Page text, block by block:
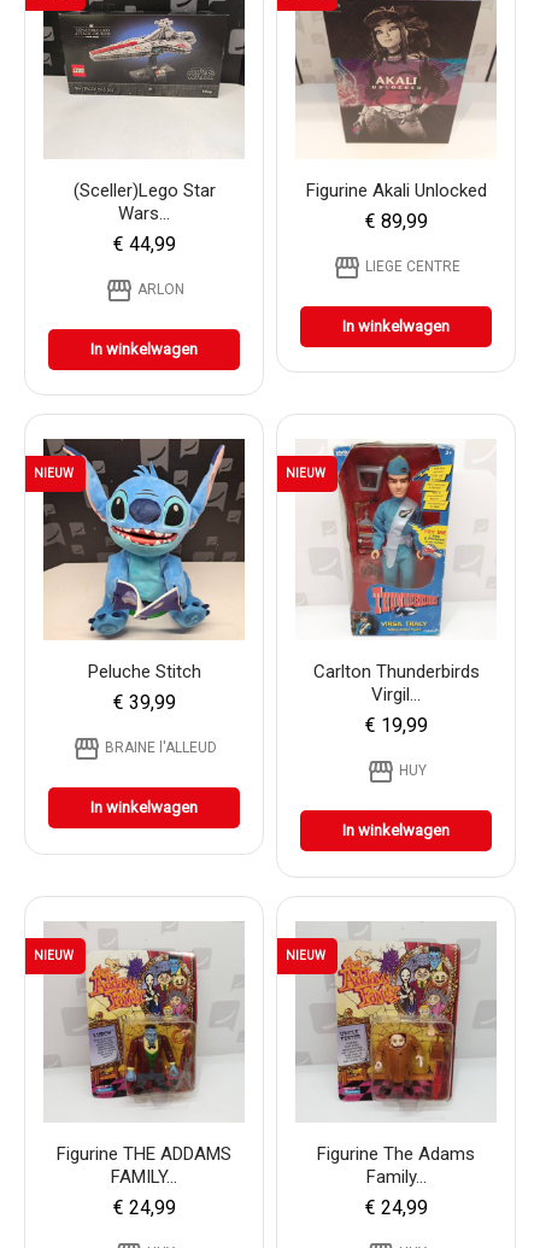
(Sceller)Lego Star
Wars...
€ 44,99
storefront ARLON
In winkelwagen
Figurine Akali Unlocked
€ 89,99
storefront LIEGE CENTRE
In winkelwagen
Peluche Stitch
€ 39,99
storefront BRAINE l'ALLEUD
In winkelwagen
NIEUW
Carlton Thunderbirds
Virgil...
€ 19,99
storefront HUY
In winkelwagen
NIEUW
Figurine THE ADDAMS
FAMILY...
€ 24,99
NIEUW
Figurine The Adams
Family...
€ 24,99
NIEUW